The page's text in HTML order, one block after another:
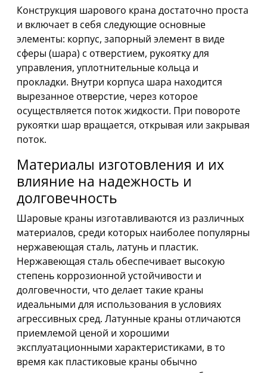
Конструкция шарового крана достаточно проста
и включает в себя следующие основные
элементы: корпус, запорный элемент в виде
сферы (шара) с отверстием, рукоятку для
управления, уплотнительные кольца и
прокладки. Внутри корпуса шара находится
вырезанное отверстие, через которое
осуществляется поток жидкости. При повороте
рукоятки шар вращается, открывая или закрывая
поток.
Материалы изготовления и их
влияние на надежность и
долговечность
Шаровые краны изготавливаются из различных
материалов, среди которых наиболее популярны
нержавеющая сталь, латунь и пластик.
Нержавеющая сталь обеспечивает высокую
степень коррозионной устойчивости и
долговечности, что делает такие краны
идеальными для использования в условиях
агрессивных сред. Латунные краны отличаются
приемлемой ценой и хорошими
эксплуатационными характеристиками, в то
время как пластиковые краны обычно